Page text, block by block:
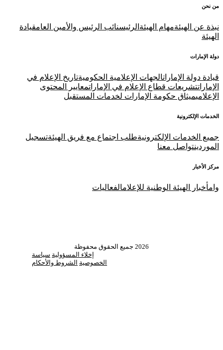
من نحن
نبذة عن الهيئةمهام الهيئةالرئيسنائب الرئيس والأمين العامقيادة
الهيئة
دولة الإمارات
قيادة دولة الإمارات الجهات الإعلامية الحكوميةتاريخ الإعلام في
الإمارات تشريعات قطاع الإعلام في الإمارات معايير المحتوى
الإعلاميميثاق حكومة الإمارات لخدمات المستقبل
الخدمات الإلكترونية
جميع الخدمات الإلكترونيةطلب اجتماع مع فريق الهيئةتسجيل
الموردينتواصل معنا
مركز الأخبار
وام أخبار الهيئة الوطنية للإعلامالفعاليات
2026 جميع الحقوق محفوظة
إخلاء المسؤولية سياسة
الخصوصية الشروط والأحكام